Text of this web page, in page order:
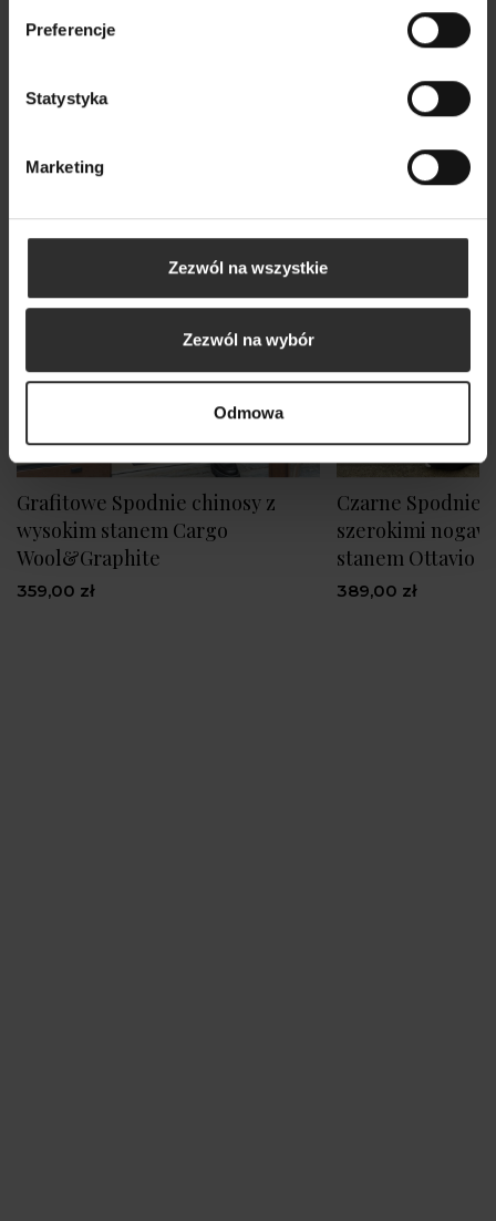
Preferencje
Statystyka
Marketing
Zezwól na wszystkie
Zezwól na wybór
Odmowa
Grafitowe Spodnie chinosy z
wysokim stanem Cargo
Wool&Graphite
359,00 zł
Czarne Spodnie
szerokimi
stanem Ottavio
389,00 zł